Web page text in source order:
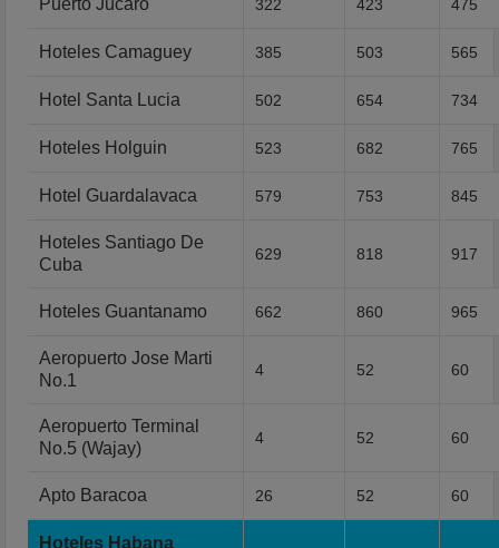
Puerto Jucaro 322 423 475
Hoteles Camaguey 385 503 565
Hotel Santa Lucia 502 654 734
Hoteles Holguin 523 682 765
Hotel Guardalavaca 579 753 845
Hoteles Santiago De
Cuba
629 818 917
Hoteles Guantanamo 662 860 965
Aeropuerto Jose Marti
No.1
4 52 60
Aeropuerto Terminal
No.5 (Wajay)
4 52 60
Apto Baracoa 26 52 60
Hoteles Habana